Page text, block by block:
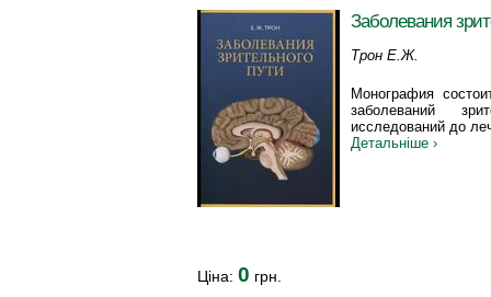
Заболевания
Трон Е.Ж.
Монография
заболеваний
исследований до
Детальніше ›
Ціна: 0 грн.